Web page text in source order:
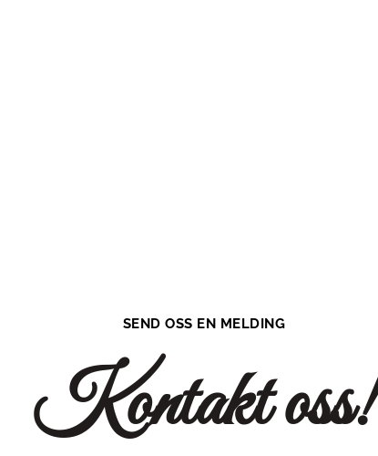
SEND OSS EN MELDING
Kontakt oss!